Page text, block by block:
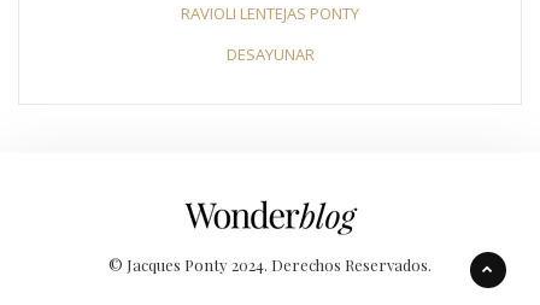
RAVIOLI LENTEJAS PONTY
DESAYUNAR
© Jacques Ponty 2024. Derechos Reservados.